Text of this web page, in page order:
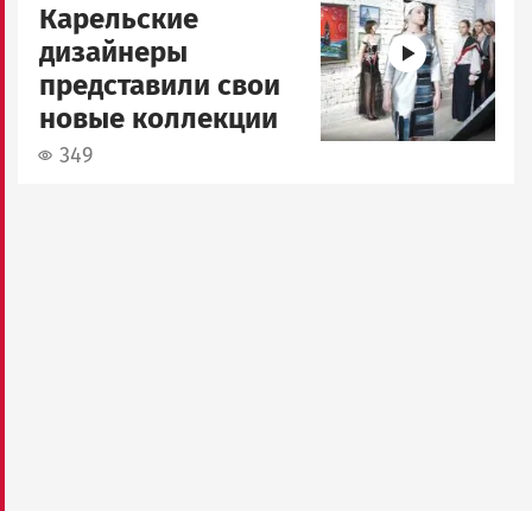
Карельские
дизайнеры
представили свои
новые коллекции
349